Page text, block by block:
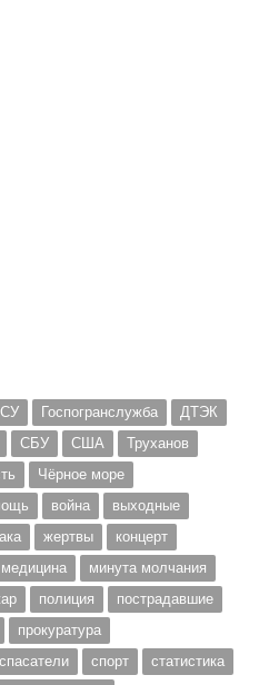
Госпогранслужба
ДТЭК
СБУ США
Труханов
Чёрное море
война
выходные
жертвы
концерт
медицина
минута молчания
полиция
пострадавшие
прокуратура
спасатели спорт
статистика